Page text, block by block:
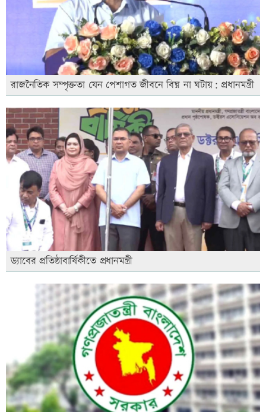
রাজনৈতিক সম্পৃক্ততা যেন পেশাগত জীবনে বিঘ্ন না ঘটায়: প্রধানমন্ত্রী
ড্যাবের প্রতিষ্ঠাবার্ষিকীতে প্রধানমন্ত্রী